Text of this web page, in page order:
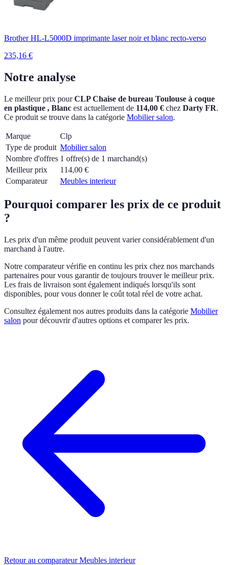
Brother HL-L5000D imprimante laser noir et blanc recto-verso
235,16 €
Notre analyse
Le meilleur prix pourCLP Chaise de bureau Toulouse à coque
en plastique , Blanc est actuellement de 114,00 € chez Darty FR.
Ce produit se trouve dans la catégorie Mobilier salon.
Marque
Clp
Type de produit Mobilier salon
Nombre d'offres 1 offre(s) de 1 marchand(s)
Meilleur prix
114,00 €
Comparateur
Meubles interieur
Pourquoi comparer les prix de ce produit
?
Les prix d'un même produit peuvent varier considérablement d'un
marchand à l'autre.
Notre comparateur vérifie en continu les prix chez nos marchands
partenaires pour vous garantir de toujours trouver le meilleur prix.
Les frais de livraison sont également indiqués lorsqu'ils sont
disponibles, pour vous donner le coût total réel de votre achat.
Consultez également nos autres produits dans la catégorie Mobilier
salon pour découvrir d'autres options et comparer les prix.
Retour au comparateur Meubles interieur